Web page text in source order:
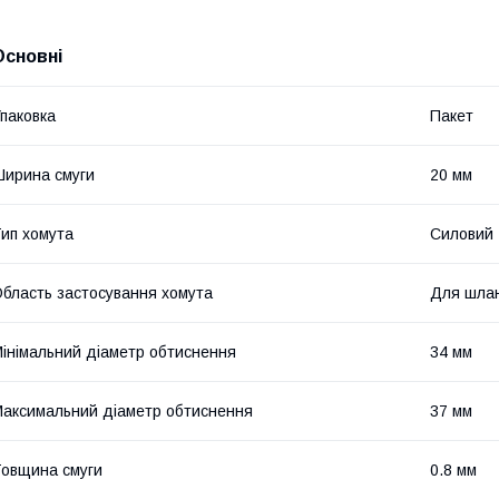
Пакет
смуги 20 мм
хомута Силовий
застосування хомута Для
діаметр обтиснення 34 мм
діаметр обтиснення 37 мм
смуги 0.8 мм